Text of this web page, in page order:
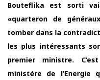
Bouteflika est sorti
«quarteron de
tomber dans la
les plus intéressants
premier ministre.
ministère de l’Energie